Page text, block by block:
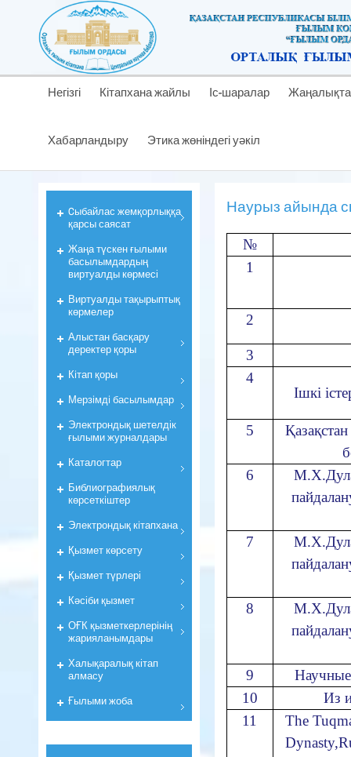
Негізгі Кітапхана жайлы Іс-шаралар
Хабарландыру Этика жөніндегі уәкіл
Наурыз айында
№
1
2
3
4
Ішкі
5
6
7
8
9
10
Из
11
The
Cыбайлас жемқорлыққа
қарсы саясат
Жаңа түскен ғылыми
басылымдардың
виртуалды көрмесі
Виртуалды тақырыптық
көрмелер
Алыстан басқару
деректер қоры
Кiтап қоры
Мерзiмдi басылымдар
Электрондық шетелдік
ғылыми журналдары
Каталогтар
Библиографиялық
көрсеткiштер
Электрондық кiтапхана
Қызмет көрсету
Қызмет түрлері
Кәсіби қызмет
ОҒК қызметкерлерiнiң
жарияланымдары
Халықаралық кітап
алмасу
Ғылыми жоба